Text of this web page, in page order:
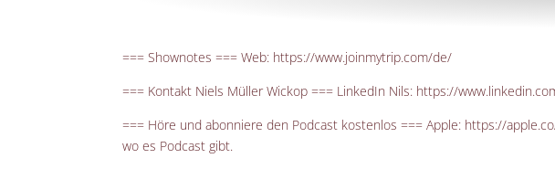
=== Shownotes === Web: https://www.joinmytrip.com/de/
=== Kontakt Niels Müller Wickop === LinkedIn Nils: https://
=== Höre und abonniere den Podcast kostenlos === Apple: https://
wo es Podcast gibt.